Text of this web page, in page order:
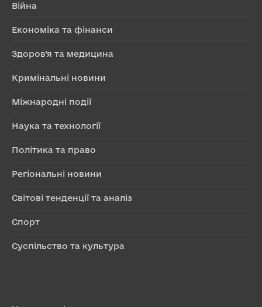
Війна
Економіка та фінанси
Здоров'я та медицина
Кримінальні новини
Міжнародні події
Наука та технології
Політика та право
Регіональні новини
Світові тенденції та аналіз
Спорт
Суспільство та культура